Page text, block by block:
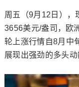
周五（9月12日），
3656美元/盎司，欧
轮上涨行情自8月中
展现出强劲的多头动